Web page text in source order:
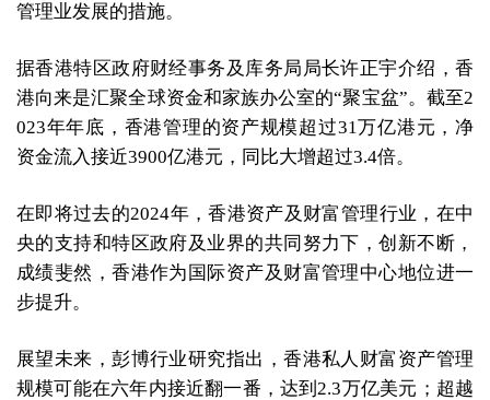
管理业发展的措施。
据香港特区政府财经事务及库务局局长许正宇介绍，香
港向来是汇聚全球资金和家族办公室的“聚宝盆”。截至2
023年年底，香港管理的资产规模超过31万亿港元，净
资金流入接近3900亿港元，同比大增超过3.4倍。
在即将过去的2024年，香港资产及财富管理行业，在中
央的支持和特区政府及业界的共同努力下，创新不断，
成绩斐然，香港作为国际资产及财富管理中心地位进一
步提升。
展望未来，彭博行业研究指出，香港私人财富资产管理
规模可能在六年内接近翻一番，达到2.3万亿美元；超越